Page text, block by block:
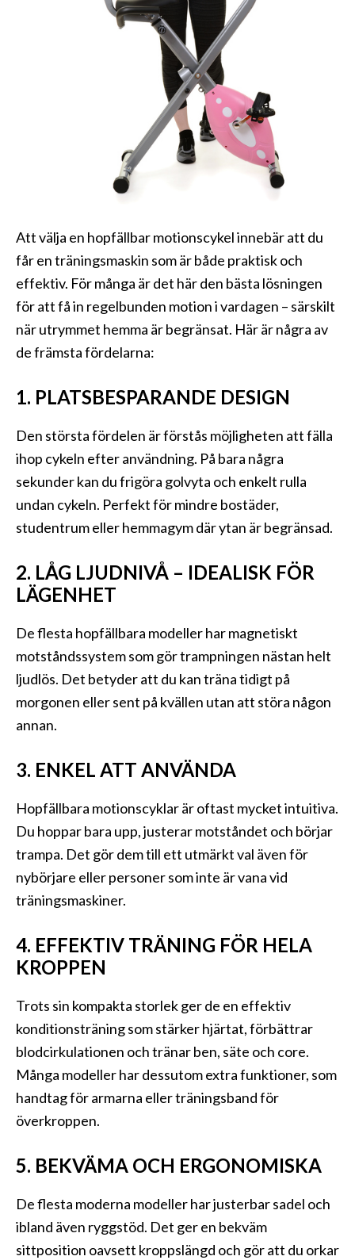
Att välja en hopfällbar motionscykel innebär att du
får en träningsmaskin som är både praktisk och
effektiv. För många är det här den bästa lösningen
för att få in regelbunden motion i vardagen – särskilt
när utrymmet hemma är begränsat. Här är några av
de främsta fördelarna:
1. PLATSBESPARANDE DESIGN
Den största fördelen är förstås möjligheten att fälla
ihop cykeln efter användning. På bara några
sekunder kan du frigöra golvyta och enkelt rulla
undan cykeln. Perfekt för mindre bostäder,
studentrum eller hemmagym där ytan är begränsad.
2. LÅG LJUDNIVÅ – IDEALISK FÖR
LÄGENHET
De flesta hopfällbara modeller har magnetiskt
motståndssystem som gör trampningen nästan helt
ljudlös. Det betyder att du kan träna tidigt på
morgonen eller sent på kvällen utan att störa någon
annan.
3. ENKEL ATT ANVÄNDA
Hopfällbara motionscyklar är oftast mycket intuitiva.
Du hoppar bara upp, justerar motståndet och börjar
trampa. Det gör dem till ett utmärkt val även för
nybörjare eller personer som inte är vana vid
träningsmaskiner.
4. EFFEKTIV TRÄNING FÖR HELA
KROPPEN
Trots sin kompakta storlek ger de en effektiv
konditionsträning som stärker hjärtat, förbättrar
blodcirkulationen och tränar ben, säte och core.
Många modeller har dessutom extra funktioner, som
handtag för armarna eller träningsband för
överkroppen.
5. BEKVÄMA OCH ERGONOMISKA
De flesta moderna modeller har justerbar sadel och
ibland även ryggstöd. Det ger en bekväm
sittposition oavsett kroppslängd och gör att du orkar